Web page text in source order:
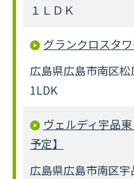
１ＬＤＫ
グランクロスタ
広島県広島市南区松
1LDK
ヴェルディ宇品
予定】
広島県広島市南区宇